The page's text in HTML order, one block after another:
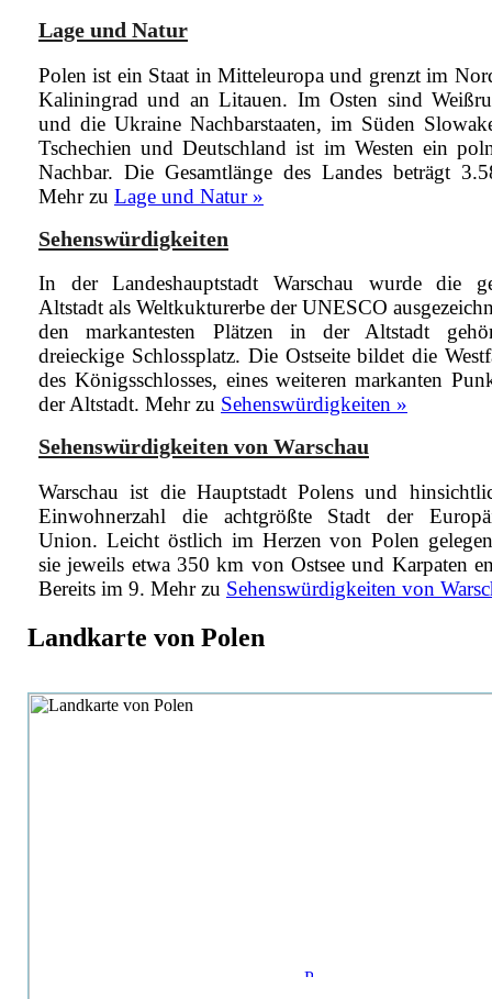
Lage und Natur
Polen ist ein Staat in Mitteleuropa und grenzt im
Kaliningrad und an Litauen. Im Osten sind
und die Ukraine Nachbarstaaten, im Süden
Tschechien und Deutschland ist im Westen ein
Nachbar. Die Gesamtlänge des Landes beträgt
Mehr zu Lage und Natur »
Sehenswürdigkeiten
In der Landeshauptstadt Warschau wurde die
Altstadt als Weltkukturerbe der UNESCO
den markantesten Plätzen in der Altstadt
dreieckige Schlossplatz. Die Ostseite bildet die
des Königsschlosses, eines weiteren markanten
der Altstadt. Mehr zu Sehenswürdigkeiten »
Sehenswürdigkeiten von Warschau
Warschau ist die Hauptstadt Polens und
Einwohnerzahl die achtgrößte Stadt der
Union. Leicht östlich im Herzen von Polen
sie jeweils etwa 350 km von Ostsee und Karpaten
Bereits im 9. Mehr zu Sehenswürdigkeiten von
Landkarte von Polen